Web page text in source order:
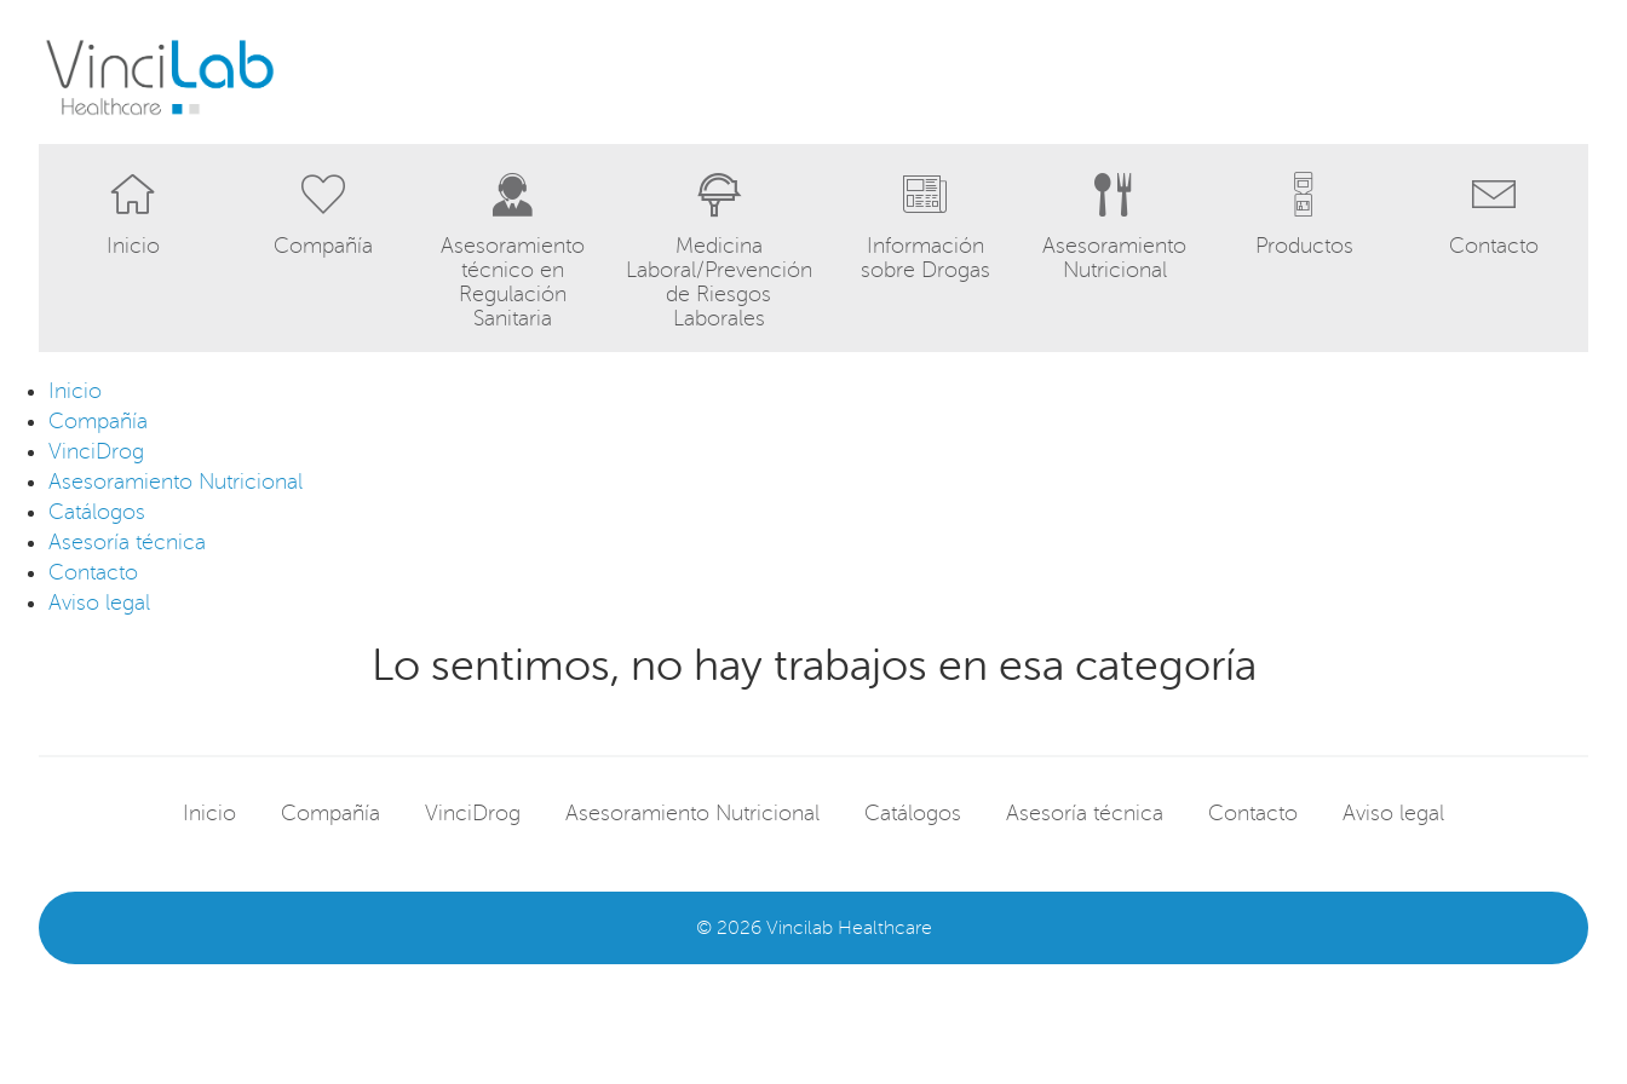
Inicio Compañía
Asesoramiento
técnico en
Regulación
Sanitaria
Medicina
Laboral/Prevención
de Riesgos
Laborales
Información
sobre Drogas
Asesoramiento
Nutricional
Productos Contacto
Inicio
Compañía
VinciDrog
Asesoramiento Nutricional
Catálogos
Asesoría técnica
Contacto
Aviso legal
Lo sentimos, no hay trabajos en esa categoría
Inicio Compañía VinciDrog Asesoramiento Nutricional Catálogos Asesoría técnica Contacto Aviso legal
© 2026 Vincilab Healthcare